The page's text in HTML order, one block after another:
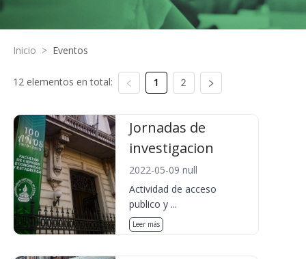
Inicio > Eventos
12 elementos en total: 1 2
Jornadas de
investigacion
2022-05-09 null
Actividad de acceso
publico y ...
Leer más